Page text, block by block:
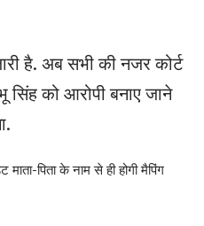
है. अब सभी की नजर कोर्ट
को आरोपी बनाए जाने
पिता के नाम से ही होगी मैपिंग